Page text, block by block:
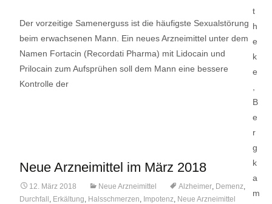
Der vorzeitige Samenerguss ist die häufigste Sexualstörung
beim erwachsenen Mann. Ein neues Arzneimittel unter dem
Namen Fortacin (Recordati Pharma) mit Lidocain und
Prilocain zum Aufsprühen soll dem Mann eine bessere
Kontrolle der
Neue Arzneimittel im März 2018
12. März 2018 Neue Arzneimittel Alzheimer, Demenz,
Durchfall , Erkältung, Halsschmerzen, Impotenz, Neue Arzneimittel